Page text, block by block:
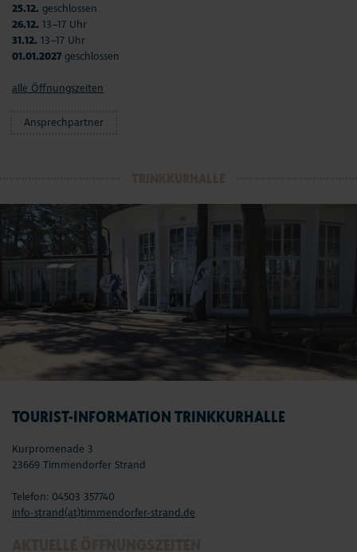
25.12. geschlossen
26.12. 13–17 Uhr
31.12. 13–17 Uhr
01.01.2027 geschlossen
alle Öffnungszeiten
Ansprechpartner
TOURIST-INFORMATION TRINKKURHALLE
Kurpromenade 3
23669 Timmendorfer Strand
Telefon: 04503 357740
info-strand(at)timmendorfer-strand.de